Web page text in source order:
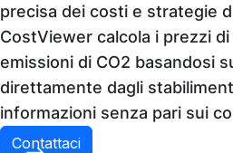
precisa dei costi e strategie
CostViewer calcola i prezzi
emissioni di CO2 basandosi
direttamente dagli
informazioni senza pari sui
Contattaci